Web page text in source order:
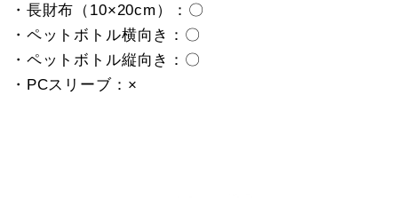
・長財布（10×20cm）：〇
・ペットボトル横向き：〇
・ペットボトル縦向き：〇
・PCスリーブ：×